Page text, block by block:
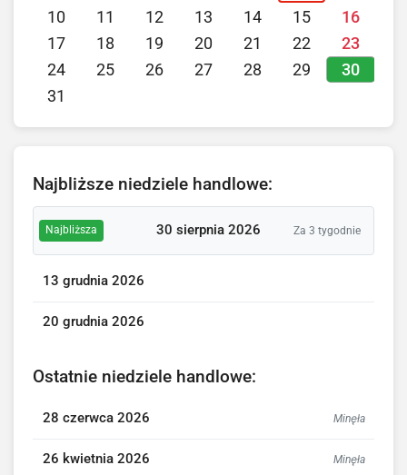
10
11 12 13 14 15
16
17
18 19 20 21 22
23
24
25 26 27 28 29 30
31
Najbliższe niedziele handlowe:
Najbliższa 30 sierpnia 2026 Za 3 tygodnie
13 grudnia 2026
20 grudnia 2026
Ostatnie niedziele handlowe:
28 czerwca 2026 Minęła
26 kwietnia 2026 Minęła